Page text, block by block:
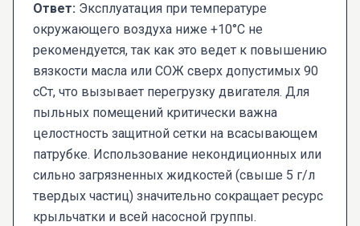
Ответ: Эксплуатация при температуре
окружающего воздуха ниже +10°C не
рекомендуется, так как это ведет к повышению
вязкости масла или СОЖ сверх допустимых 90
сСт, что вызывает перегрузку двигателя. Для
пыльных помещений критически важна
целостность защитной сетки на всасывающем
патрубке. Использование некондиционных или
сильно загрязненных жидкостей (свыше 5 г/л
твердых частиц) значительно сокращает ресурс
крыльчатки и всей насосной группы.